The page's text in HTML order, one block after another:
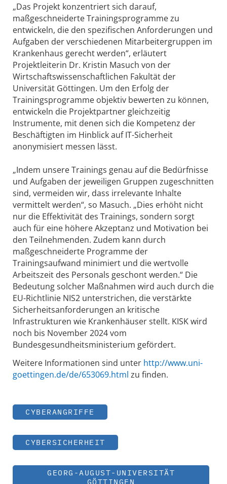
„Das Projekt konzentriert sich darauf,
maßgeschneiderte Trainingsprogramme zu
entwickeln, die den spezifischen Anforderungen und
Aufgaben der verschiedenen Mitarbeitergruppen im
Krankenhaus gerecht werden“, erläutert
Projektleiterin Dr. Kristin Masuch von der
Wirtschaftswissenschaftlichen Fakultät der
Universität Göttingen. Um den Erfolg der
Trainingsprogramme objektiv bewerten zu können,
entwickeln die Projektpartner gleichzeitig
Instrumente, mit denen sich die Kompetenz der
Beschäftigten im Hinblick auf IT-Sicherheit
anonymisiert messen lässt.
„Indem unsere Trainings genau auf die Bedürfnisse
und Aufgaben der jeweiligen Gruppen zugeschnitten
sind, vermeiden wir, dass irrelevante Inhalte
vermittelt werden“, so Masuch. „Dies erhöht nicht
nur die Effektivität des Trainings, sondern sorgt
auch für eine höhere Akzeptanz und Motivation bei
den Teilnehmenden. Zudem kann durch
maßgeschneiderte Programme der
Trainingsaufwand minimiert und die wertvolle
Arbeitszeit des Personals geschont werden.“ Die
Bedeutung solcher Maßnahmen wird auch durch die
EU-Richtlinie NIS2 unterstrichen, die verstärkte
Sicherheitsanforderungen an kritische
Infrastrukturen wie Krankenhäuser stellt. KISK wird
noch bis November 2024 vom
Bundesgesundheitsministerium gefördert.
Weitere Informationen sind unter http://www.uni-
goettingen.de/de/653069.html zu finden.
CYBERANGRIFFE
CYBERSICHERHEIT
GEORG-AUGUST-UNIVERSITÄT
GÖTTINGEN